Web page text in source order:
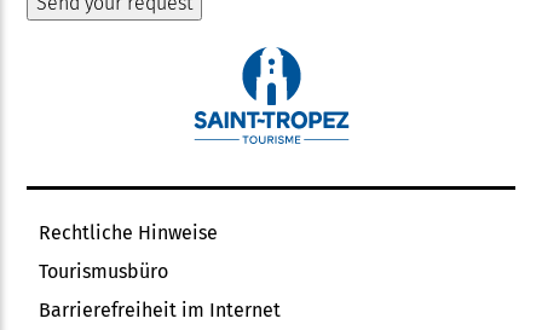
Rechtliche Hinweise
Tourismusbüro
Barrierefreiheit im Internet